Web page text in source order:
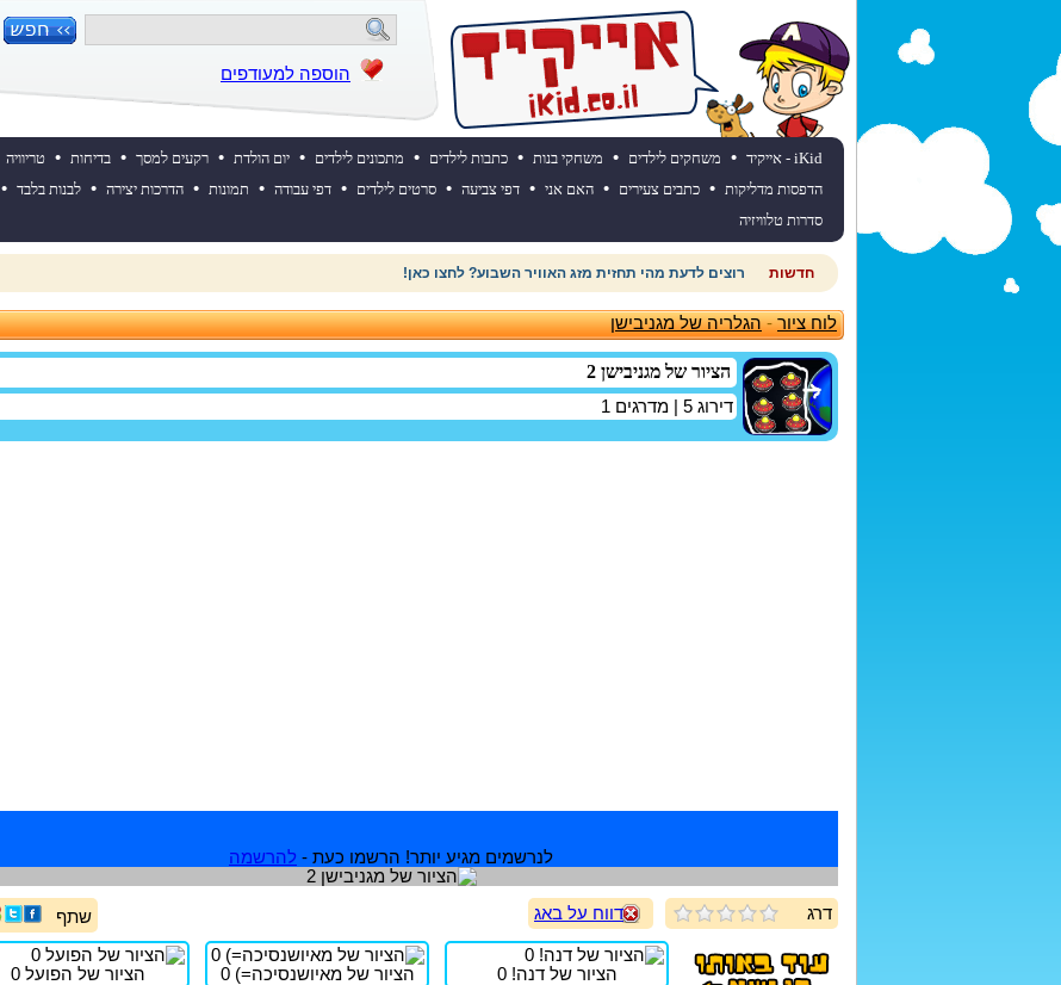
הוספה למעודפים
iKid - אייקיד • משחקים לילדים • משחקי בנות • כתבות לילדים • מתכונים לילדים • יום הולדת • רקעים למסך • בדיחות • טריוויה
הדפסות מדליקות • כתבים צעירים • האם אני • דפי צביעה • סרטים לילדים • דפי עבודה • תמונות • הדרכות יצירה • לבנות בלבד •
סדרות טלוויזיה
חדשות רוצים לדעת מהי תחזית מזג האוויר השבוע? לחצו כאן!
לוח ציור-הגלריה של מגניבישן
הציור של מגניבישן 2
דירוג 5 | מדרגים 1
לנרשמים מגיע יותר! הרשמו כעת - להרשמה
דרג דווח על באג שתף
הציור של דנה! 0 הציור של מאיושנסיכה=) 0 הציור של הפועל 0